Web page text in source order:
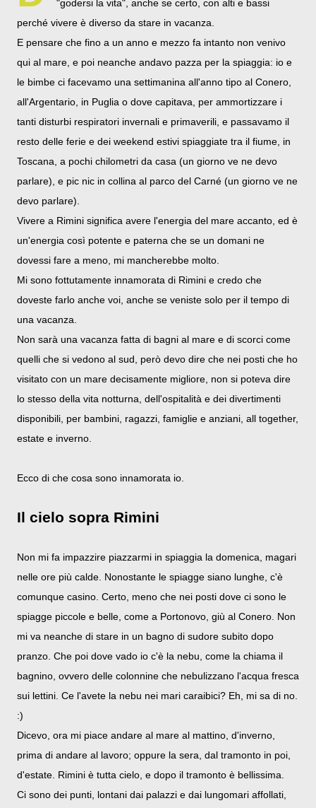
"godersi la vita", anche se certo, con alti e bassi
perché vivere è diverso da stare in vacanza.
E pensare che fino a un anno e mezzo fa intanto non venivo
qui al mare, e poi neanche andavo pazza per la spiaggia: io e
le bimbe ci facevamo una settimanina all'anno tipo al Conero,
all'Argentario, in Puglia o dove capitava, per ammortizzare i
tanti disturbi respiratori invernali e primaverili, e passavamo il
resto delle ferie e dei weekend estivi spiaggiate tra il fiume, in
Toscana, a pochi chilometri da casa (un giorno ve ne devo
parlare), e pic nic in collina al parco del Carné (un giorno ve ne
devo parlare).
Vivere a Rimini significa avere l'energia del mare accanto, ed è
un'energia così potente e paterna che se un domani ne
dovessi fare a meno, mi mancherebbe molto.
Mi sono fottutamente innamorata di Rimini e credo che
doveste farlo anche voi, anche se veniste solo per il tempo di
una vacanza.
Non sarà una vacanza fatta di bagni al mare e di scorci come
quelli che si vedono al sud, però devo dire che nei posti che ho
visitato con un mare decisamente migliore, non si poteva dire
lo stesso della vita notturna, dell'ospitalità e dei divertimenti
disponibili, per bambini, ragazzi, famiglie e anziani, all together,
estate e inverno.
Ecco di che cosa sono innamorata io.
Il cielo sopra Rimini
Non mi fa impazzire piazzarmi in spiaggia la domenica, magari
nelle ore più calde. Nonostante le spiagge siano lunghe, c'è
comunque casino. Certo, meno che nei posti dove ci sono le
spiagge piccole e belle, come a Portonovo, giù al Conero. Non
mi va neanche di stare in un bagno di sudore subito dopo
pranzo. Che poi dove vado io c'è la nebu, come la chiama il
bagnino, ovvero delle colonnine che nebulizzano l'acqua fresca
sui lettini. Ce l'avete la nebu nei mari caraibici? Eh, mi sa di no.
:)
Dicevo, ora mi piace andare al mare al mattino, d'inverno,
prima di andare al lavoro; oppure la sera, dal tramonto in poi,
d'estate. Rimini è tutta cielo, e dopo il tramonto è bellissima.
Ci sono dei punti, lontani dai palazzi e dai lungomari affollati,